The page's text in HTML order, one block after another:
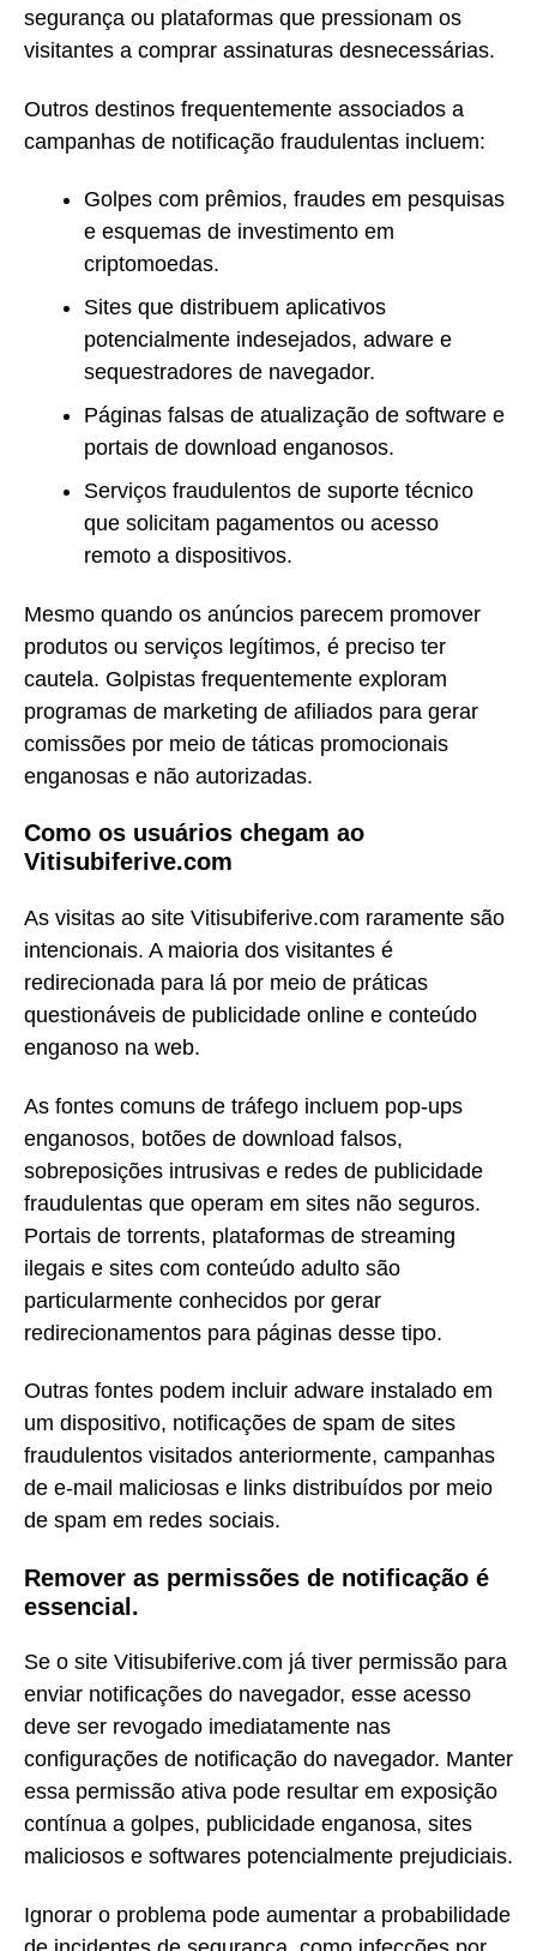
segurança ou plataformas que pressionam os
visitantes a comprar assinaturas desnecessárias.
Outros destinos frequentemente associados a
campanhas de notificação fraudulentas incluem:
Golpes com prêmios, fraudes em pesquisas
e esquemas de investimento em
criptomoedas.
Sites que distribuem aplicativos
potencialmente indesejados, adware e
sequestradores de navegador.
Páginas falsas de atualização de software e
portais de download enganosos.
Serviços fraudulentos de suporte técnico
que solicitam pagamentos ou acesso
remoto a dispositivos.
Mesmo quando os anúncios parecem promover
produtos ou serviços legítimos, é preciso ter
cautela. Golpistas frequentemente exploram
programas de marketing de afiliados para gerar
comissões por meio de táticas promocionais
enganosas e não autorizadas.
Como os usuários chegam ao
Vitisubiferive.com
As visitas ao site Vitisubiferive.com raramente são
intencionais. A maioria dos visitantes é
redirecionada para lá por meio de práticas
questionáveis de publicidade online e conteúdo
enganoso na web.
As fontes comuns de tráfego incluem pop-ups
enganosos, botões de download falsos,
sobreposições intrusivas e redes de publicidade
fraudulentas que operam em sites não seguros.
Portais de torrents, plataformas de streaming
ilegais e sites com conteúdo adulto são
particularmente conhecidos por gerar
redirecionamentos para páginas desse tipo.
Outras fontes podem incluir adware instalado em
um dispositivo, notificações de spam de sites
fraudulentos visitados anteriormente, campanhas
de e-mail maliciosas e links distribuídos por meio
de spam em redes sociais.
Remover as permissões de notificação é
essencial.
Se o site Vitisubiferive.com já tiver permissão para
enviar notificações do navegador, esse acesso
deve ser revogado imediatamente nas
configurações de notificação do navegador. Manter
essa permissão ativa pode resultar em exposição
contínua a golpes, publicidade enganosa, sites
maliciosos e softwares potencialmente prejudiciais.
Ignorar o problema pode aumentar a probabilidade